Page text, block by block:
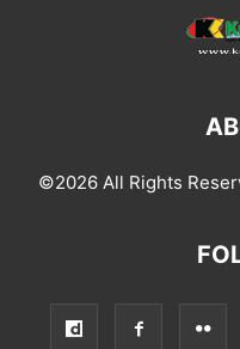
©2026 All Rights